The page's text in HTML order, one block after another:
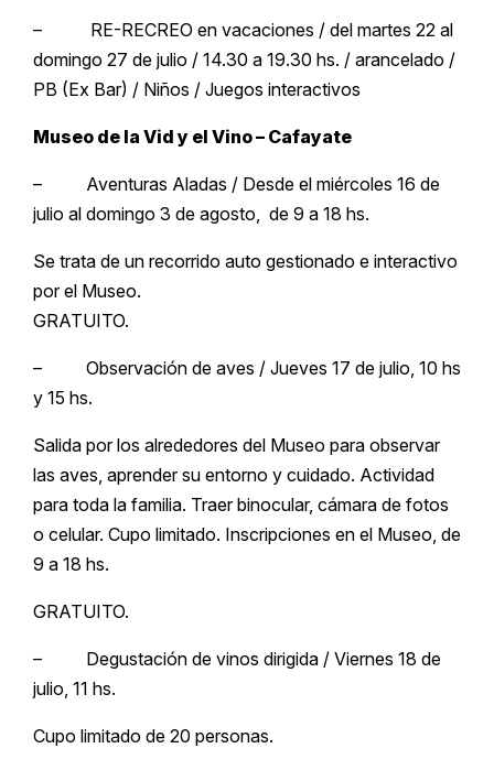
– RE-RECREO en vacaciones / del martes 22 al
domingo 27 de julio / 14.30 a 19.30 hs. / arancelado /
PB (Ex Bar) / Niños / Juegos interactivos
Museo de la Vid y el Vino – Cafayate
– Aventuras Aladas / Desde el miércoles 16 de
julio al domingo 3 de agosto, de 9 a 18 hs.
Se trata de un recorrido auto gestionado e interactivo
por el Museo.
GRATUITO.
– Observación de aves / Jueves 17 de julio, 10 hs
y 15 hs.
Salida por los alrededores del Museo para observar
las aves, aprender su entorno y cuidado. Actividad
para toda la familia. Traer binocular, cámara de fotos
o celular. Cupo limitado. Inscripciones en el Museo, de
9 a 18 hs.
GRATUITO.
– Degustación de vinos dirigida / Viernes 18 de
julio, 11 hs.
Cupo limitado de 20 personas.